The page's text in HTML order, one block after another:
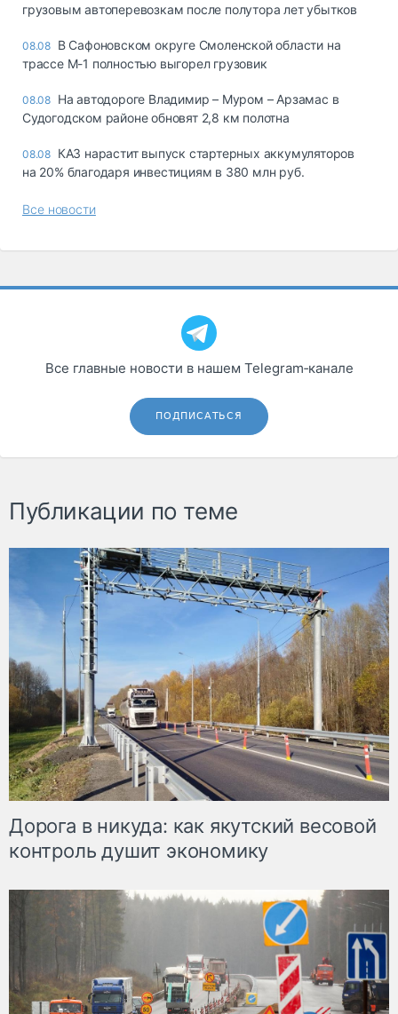
грузовым автоперевозкам после полутора лет убытков
08.08 В Сафоновском округе Смоленской области на
трассе М-1 полностью выгорел грузовик
08.08 На автодороге Владимир – Муром – Арзамас в
Судогодском районе обновят 2,8 км полотна
08.08 КАЗ нарастит выпуск стартерных аккумуляторов
на 20% благодаря инвестициям в 380 млн руб.
Все новости
Все главные новости в нашем Telegram‑канале
ПОДПИСАТЬСЯ
Публикации по теме
Дорога в никуда: как якутский весовой
контроль душит экономику